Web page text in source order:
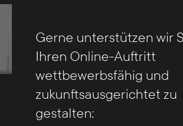
von künstlicher Intelligenz für
bereits seit 5 Jahren als
www.deepl.comverfügbar und
ein kostenloses maschinelles
Übersetzungssystem auf der
alle Beteiligten entlastet und
Gerne unterstützen wir
Ihren Online-Auftritt
wettbewerbsfähig und
zukunftsausgerichtet zu
gestalten: